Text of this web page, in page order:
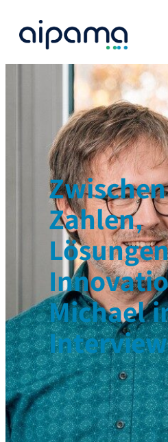
Zwischen
Zahlen,
Michael
Interview